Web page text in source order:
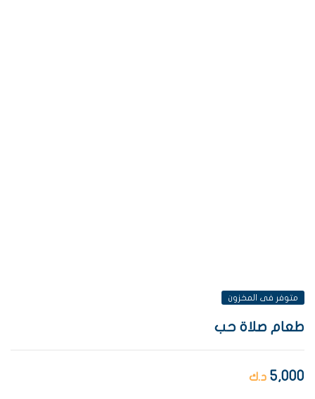
متوفر فى المخزون
طعام صلاة حب
5,000 د.ك